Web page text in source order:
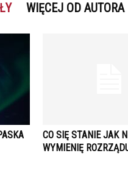
WIĘCEJ OD AUTORA
CO SIĘ STANIE JAK
WYMIENIĘ